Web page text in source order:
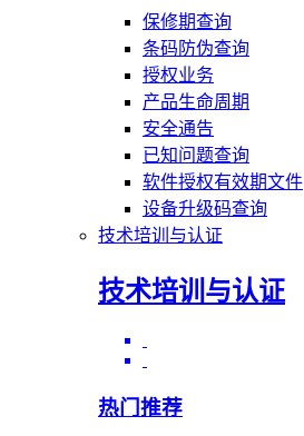
保修期查询
条码防伪查询
授权业务
产品生命周期
安全通告
已知问题查询
软件授权有效期文件
设备升级码查询
技术培训与认证
技术培训与认证
热门推荐